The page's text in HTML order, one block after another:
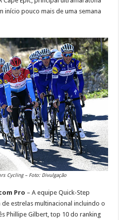
início pouco mais de uma semana
Cycling – Foto: Divulgação
Pro – A equipe Quick-Step
estrelas multinacional incluindo o
Phillipe Gilbert, top 10 do ranking